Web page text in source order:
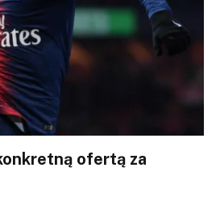
ofertą za